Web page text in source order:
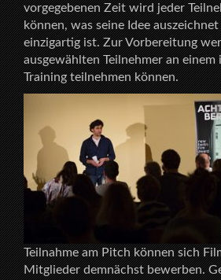
vorgegebenen Zeit wird jeder
können, was seine Idee
einzigartig ist. Zur Vorbereitung
ausgewählten Teilnehmer an
Training teilnehmen können.
Teilnahme am Pitch können sich
Mitglieder demnächst bewerben.